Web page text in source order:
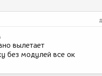
вылетает
без модулей все ок